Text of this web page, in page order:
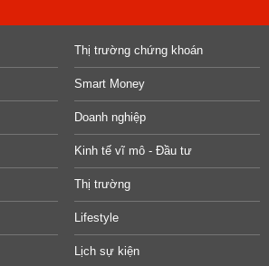
Thị trường chứng khoán
Smart Money
Doanh nghiệp
Kinh tế vĩ mô - Đầu tư
Thị trường
Lifestyle
Lịch sự kiện